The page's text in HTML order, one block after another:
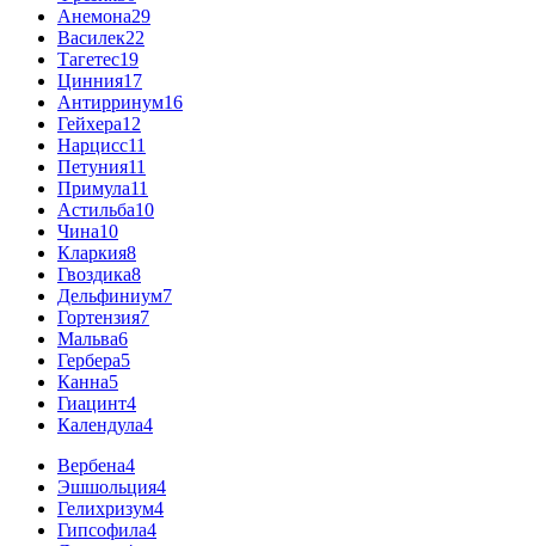
Анемона29
Василек22
Тагетес19
Цинния17
Антирринум16
Гейхера12
Нарцисс11
Петуния11
Примула11
Астильба10
Чина10
Кларкия8
Гвоздика8
Дельфиниум7
Гортензия7
Мальва6
Гербера5
Канна5
Гиацинт4
Календула4
Вербена4
Эшшольция4
Гелихризум4
Гипсофила4